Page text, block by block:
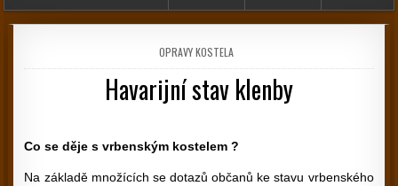
POSTED IN
OPRAVY KOSTELA
Havarijní stav klenby
Co se děje s vrbenským kostelem ?
Na základě množících se dotazů občanů ke stavu vrbenského